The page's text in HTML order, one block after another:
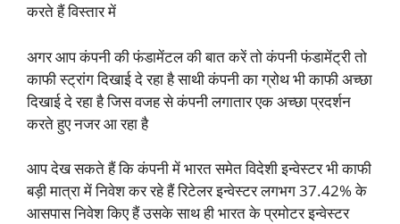
करते हैं विस्तार में
अगर आप कंपनी की फंडामेंटल की बात करें तो कंपनी फंडामेंट्री तो
काफी स्ट्रांग दिखाई दे रहा है साथी कंपनी का ग्रोथ भी काफी अच्छा
दिखाई दे रहा है जिस वजह से कंपनी लगातार एक अच्छा प्रदर्शन
करते हुए नजर आ रहा है
आप देख सकते हैं कि कंपनी में भारत समेत विदेशी इन्वेस्टर भी काफी
बड़ी मात्रा में निवेश कर रहे हैं रिटेलर इन्वेस्टर लगभग 37.42% के
आसपास निवेश किए हैं उसके साथ ही भारत के प्रमोटर इन्वेस्टर